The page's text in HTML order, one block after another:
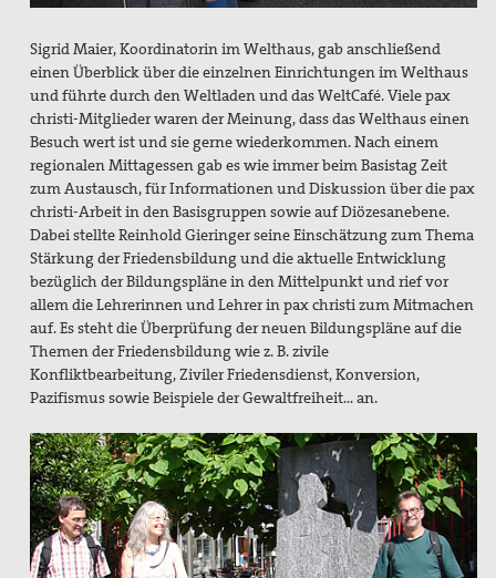
Israel
Kampagne "Unter 18 nie!"
Nahost-AG
Ostermarsch
Spiritualität
Spirituelle Orte
Gedenken an Josef Ruf
Texte zum Thema Spiritualität
pax christi Pilgertag
Menschenrechte
Mitmachen
Spenden
Sigrid Maier, Koordinatorin im Welthaus, gab anschließend
einen Überblick über die einzelnen Einrichtungen im Welthaus
und führte durch den Weltladen und das WeltCafé. Viele pax
christi-Mitglieder waren der Meinung, dass das Welthaus einen
Besuch wert ist und sie gerne wiederkommen. Nach einem
regionalen Mittagessen gab es wie immer beim Basistag Zeit
zum Austausch, für Informationen und Diskussion über die pax
christi-Arbeit in den Basisgruppen sowie auf Diözesanebene.
Dabei stellte Reinhold Gieringer seine Einschätzung zum Thema
Stärkung der Friedensbildung und die aktuelle Entwicklung
bezüglich der Bildungspläne in den Mittelpunkt und rief vor
allem die Lehrerinnen und Lehrer in pax christi zum Mitmachen
auf. Es steht die Überprüfung der neuen Bildungspläne auf die
Themen der Friedensbildung wie z. B. zivile
Konfliktbearbeitung, Ziviler Friedensdienst, Konversion,
Pazifismus sowie Beispiele der Gewaltfreiheit… an.